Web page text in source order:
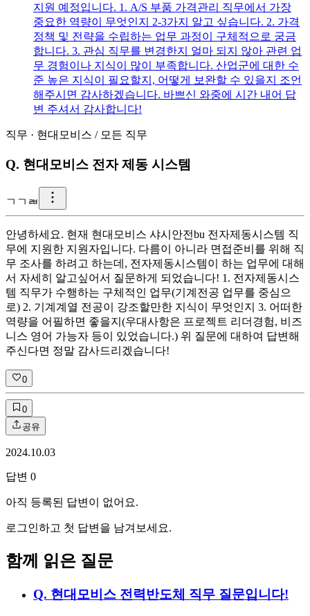
지원 예정입니다. 1. A/S 부품 가격관리 직무에서 가장
중요한 역량이 무엇인지 2-3가지 알고 싶습니다. 2. 가격
정책 및 전략을 수립하는 업무 과정이 구체적으로 궁금
합니다. 3. 관심 직무를 변경한지 얼마 되지 않아 관련 업
무 경험이나 지식이 많이 부족합니다. 산업군에 대한 수
준 높은 지식이 필요할지, 어떻게 보완할 수 있을지 조언
해주시면 감사하겠습니다. 바쁘신 와중에 시간 내어 답
변 주셔서 감사합니다!
직무 · 현대모비스 / 모든 직무
Q. 현대모비스 전자 제동 시스템
ㄱ ㄱㄼ
안녕하세요. 현재 현대모비스 샤시안전bu 전자제동시스템 직
무에 지원한 지원자입니다. 다름이 아니라 면접준비를 위해 직
무 조사를 하려고 하는데, 전자제동시스템이 하는 업무에 대해
서 자세히 알고싶어서 질문하게 되었습니다! 1. 전자제동시스
템 직무가 수행하는 구체적인 업무(기계전공 업무를 중심으
로) 2. 기계계열 전공이 강조할만한 지식이 무엇인지 3. 어떠한
역량을 어필하면 좋을지(우대사항은 프로젝트 리더경험, 비즈
니스 영어 가능자 등이 있었습니다.) 위 질문에 대하여 답변해
주신다면 정말 감사드리겠습니다!
0
0
공유
2024.10.03
답변 0
아직 등록된 답변이 없어요.
로그인하고 첫 답변을 남겨보세요.
함께 읽은 질문
Q. 현대모비스 전력반도체 직무 질문입니다!